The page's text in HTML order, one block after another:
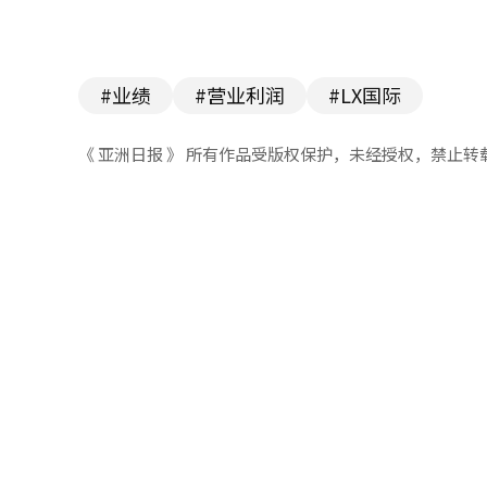
#业绩 #营业利润 #LX国际
《 亚洲日报 》 所有作品受版权保护，未经授权，禁止转